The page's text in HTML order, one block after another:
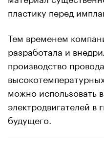
пластику перед
Тем временем
разработала и
производство
можно использовать
электродвигателей в
будущего.